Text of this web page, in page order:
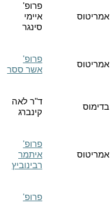
פרופ'
איימי
סינגר
אמריטוס
פרופ'
אשר ססר
אמריטוס
ד"ר לאה
קינברג
בדימוס
פרופ'
איתמר
רבינוביץ
אמריטוס
פרופ'